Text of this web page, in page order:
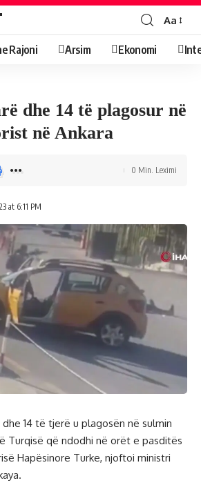
Aa
Rajoni Arsim Ekonomi
dhe 14 të plagosur në
në Ankara
at 6:11 PM
0 Min. Leximi
14 të tjerë u plagosën në sulmin
Turqisë që ndodhi në orët e pasditës
Hapësinore Turke, njoftoi ministri